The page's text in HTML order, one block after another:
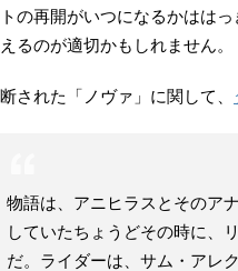
の再開がいつになるかはは
るのが適切かもしれません。
された「ノヴァ」に関して、
物語は、アニヒラスとそのア
していたちょうどその時に、
だ。ライダーは、サム・アレ